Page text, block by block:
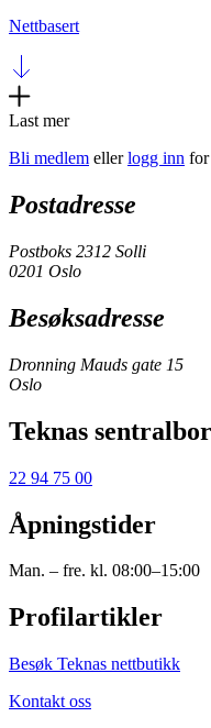
Nettbasert
Last mer
Bli medlem ellerlogg inn for
Postadresse
Postboks 2312 Solli
0201 Oslo
Besøksadresse
Dronning Mauds gate 15
Oslo
Teknas
22 94 75 00
Åpningstider
Man. – fre. kl. 08:00–15:00
Profilartikler
Besøk Teknas nettbutikk
Kontakt oss